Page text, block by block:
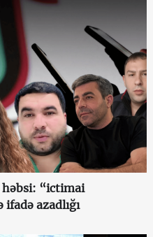
həbsi: “ictimai
azadlığı